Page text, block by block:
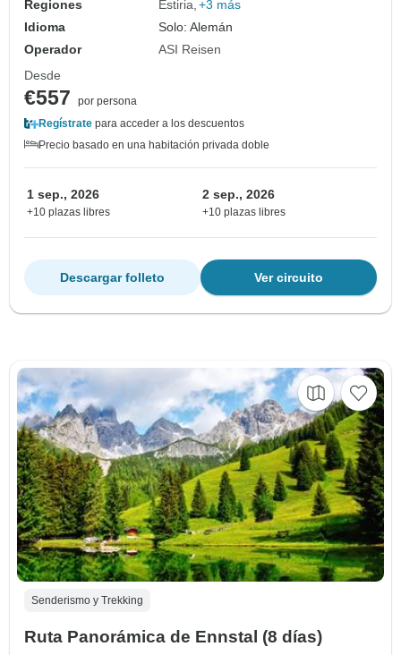
Regiones Estiria +3 más
Idioma
Solo: Alemán
Operador
ASI Reisen
Desde
€557
por persona
Regístrate para acceder a los descuentos
Precio basado en una habitación privada doble
1 sep., 2026
+10 plazas libres
2 sep., 2026
+10 plazas libres
Ver circuito
Descargar folleto
Senderismo y Trekking
Ruta Panorámica de Ennstal (8 días)